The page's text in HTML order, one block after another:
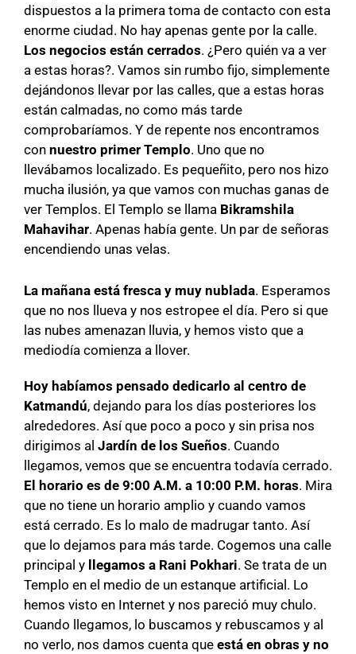
dispuestos a la primera toma de contacto con esta
enorme ciudad. No hay apenas gente por la calle.
Los negocios están cerrados. ¿Pero quién va a ver
a estas horas?. Vamos sin rumbo fijo, simplemente
dejándonos llevar por las calles, que a estas horas
están calmadas, no como más tarde
comprobaríamos. Y de repente nos encontramos
con nuestro primer Templo. Uno que no
llevábamos localizado. Es pequeñito, pero nos hizo
mucha ilusión, ya que vamos con muchas ganas de
ver Templos. El Templo se llama Bikramshila
Mahavihar. Apenas había gente. Un par de señoras
encendiendo unas velas.
La mañana está fresca y muy nublada. Esperamos
que no nos llueva y nos estropee el día. Pero si que
las nubes amenazan lluvia, y hemos visto que a
mediodía comienza a llover.
Hoy habíamos pensado dedicarlo al centro de
Katmandú, dejando para los días posteriores los
alrededores. Así que poco a poco y sin prisa nos
dirigimos al Jardín de los Sueños. Cuando
llegamos, vemos que se encuentra todavía cerrado.
El horario es de 9:00 A.M. a 10:00 P.M. horas. Mira
que no tiene un horario amplio y cuando vamos
está cerrado. Es lo malo de madrugar tanto. Así
que lo dejamos para más tarde. Cogemos una calle
principal y
llegamos a Rani Pokhari. Se trata de un
Templo en el medio de un estanque artificial. Lo
hemos visto en Internet y nos pareció muy chulo.
Cuando llegamos, lo buscamos y rebuscamos y al
no verlo, nos damos cuenta que está en obras y no